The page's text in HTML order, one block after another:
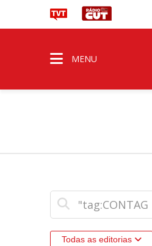
MENU
Todas as editorias